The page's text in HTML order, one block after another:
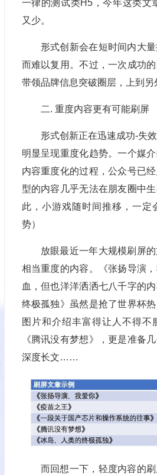
一律的测试类H5，今年这类文
又少。
形式创新会在短时间内大
而难以复用。不过，一次成功
带领品牌信息突破圈层，上到另
二. 重度内容更有可能刷屏
形式创新正在迅速成功-失
明显呈现重度化趋势。一个媒
内容重度化的过程，公众号已
型的内容几乎无法在朋友圈中
此，小游戏随时间推移，一定
势）
放眼最近一年大规模刷屏
相当重度的内容。《张扬导演
血，但也洋洋洒洒七八千字的
终极孤独》虽然是抢了世界杯
图片和介绍丰富得让人不得不
《腾讯没有梦想》，更是准备
深度长文……
而回想一下，轻度内容的